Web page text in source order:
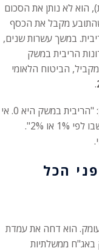
10 השנים הבאות), הוא לא נותן את הסכום
מקבל את הכסף
במשך עשרות שנים,
הריבית במשק
סיכון. במקביל, הביטוח הלאומי
.
התובע הביא מומחים כלכליים (מר בן דור) וטען: "הריבית במשק היא 0. אי
אפשר להוון לי לפי 3%, זה גוזל ממני כסף. תחשבו לפי 1% או 2%".
הכל
הוא דחה את עמדת
ממשלתיות